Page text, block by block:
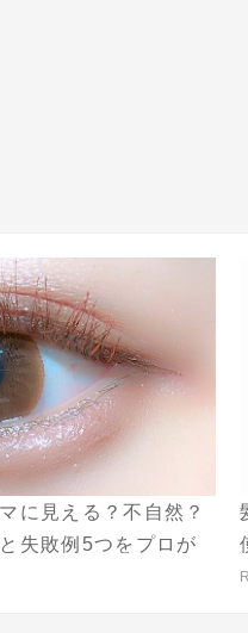
に見える？不自然？
失敗例5つをプロが